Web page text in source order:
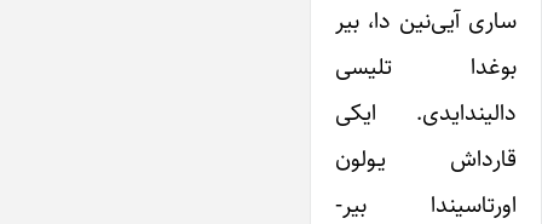
ساری آیی‌نین ‌دا، بیر
بوغدا تلیسی
دالیندا‌یدی. ایکی
قارداش یـولون
اورتاسیندا بیر-